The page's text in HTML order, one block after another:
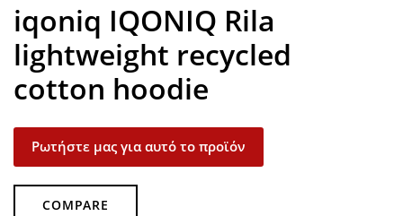
iqoniq IQONIQ Rila
lightweight recycled
cotton hoodie
Ρωτήστε μας για αυτό το προϊόν
COMPARE